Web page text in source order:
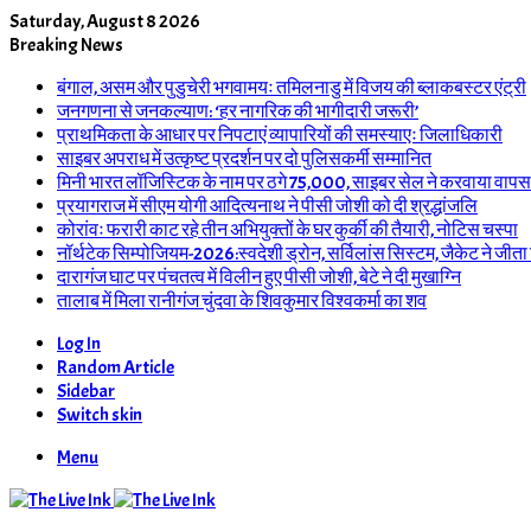
Saturday, August 8 2026
Breaking News
बंगाल, असम और पुडुचेरी भगवामयः तमिलनाडु में विजय की ब्लाकबस्टर एंट्री
जनगणना से जनकल्याण: ‘हर नागरिक की भागीदारी जरूरी’
प्राथमिकता के आधार पर निपटाएं व्यापारियों की समस्याएः जिलाधिकारी
साइबर अपराध में उत्कृष्ट प्रदर्शन पर दो पुलिसकर्मी सम्मानित
मिनी भारत लॉजिस्टिक के नाम पर ठगे 75,000, साइबर सेल ने करवाया वापस
प्रयागराज में सीएम योगी आदित्यनाथ ने पीसी जोशी को दी श्रद्धांजलि
कोरांवः फरारी काट रहे तीन अभियुक्तों के घर कुर्की की तैयारी, नोटिस चस्पा
नॉर्थटेक सिम्पोजियम-2026:स्वदेशी ड्रोन, सर्विलांस सिस्टम, जैकेट ने जीता
दारागंज घाट पर पंचतत्व में विलीन हुए पीसी जोशी, बेटे ने दी मुखाग्नि
तालाब में मिला रानीगंज चुंदवा के शिवकुमार विश्वकर्मा का शव
Log In
Random Article
Sidebar
Switch skin
Menu